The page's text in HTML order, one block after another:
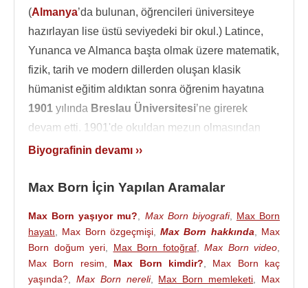
(Almanya’da bulunan, öğrencileri üniversiteye
hazırlayan lise üstü seviyedeki bir okul.) Latince,
Yunanca ve Almanca başta olmak üzere matematik,
fizik, tarih ve modern dillerden oluşan klasik
hümanist eğitim aldıktan sonra öğrenim hayatına
1901 yılında Breslau Üniversitesi’ne girerek
devam etti. 1901'de okuldan mezun olmasından
kısa bir süre önce babası öldü.
Üniversitesi ’ne gitti. ve1904yılındaGöttingen
çalışmalarında etkili olacak matris hesabı ile
Breslau’da tanıştı. İleri düzey matematikle tanışması
iseZürich Üniversitesi’nde Adolf Hurwitz ’ten
aldığı eliptik fonksiyonlar dersi sayesinde
Biyografinin devamı ››
Max Born İçin Yapılan Aramalar
Max Born yaşıyor mu? Max Born biyografi, Max Born
hayatı
Max Born özgeçmişi,Max Born hakkında
Max
Born doğum yeri
Max Born fotoğraf, Max Born video
Max Born resim
Max Born kimdir?
Max Born kaç
yaşında?
Max Born nereli, Max Born memleketi
Max